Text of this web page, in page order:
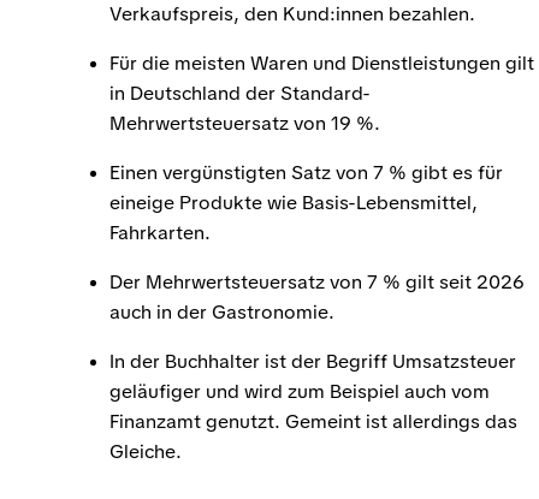
Verkaufspreis, den Kund:innen bezahlen.
Für die meisten Waren und Dienstleistungen gilt
in Deutschland der Standard-
Mehrwertsteuersatz von 19 %.
Einen vergünstigten Satz von 7 % gibt es für
eineige Produkte wie Basis-Lebensmittel,
Fahrkarten.
Der Mehrwertsteuersatz von 7 % gilt seit 2026
auch in der Gastronomie.
In der Buchhalter ist der Begriff Umsatzsteuer
geläufiger und wird zum Beispiel auch vom
Finanzamt genutzt. Gemeint ist allerdings das
Gleiche.